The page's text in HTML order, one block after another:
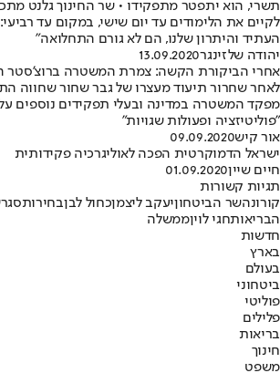
תשרי, הוא יתפטר מתפקידו • שר החינוך גלנט
לקיים את הלימודים עד יום שישי, במקום עד
העתיד והיתרון שלנו, הם לא גורם התחלואה"
יהודה שלזינגר13.09.2020
אחרי הביקורת הקשה: צמרת המשטרה ברוצ'סטר
לאחר שחרור תיעוד מעצרו של גבר שחור שחווה
מפקד המשטרה במדינה ובעלי תפקידים נוספים
"פוליטיזציה ופעולות שגויות"
אור קיש09.09.2020
ישראל הדמוקרטית הפכה לאוליגרכיה פקידותית
חיים שיין01.09.2020
תגיות קשורות
קורונהשר הביטחוןיעקב ליצמןכחול לבןבחירותסגר
הבריאותחגי לויןממשלה
חדשות
בארץ
בעולם
ביטחוני
פוליטי
פלילים
בריאות
חינוך
משפט